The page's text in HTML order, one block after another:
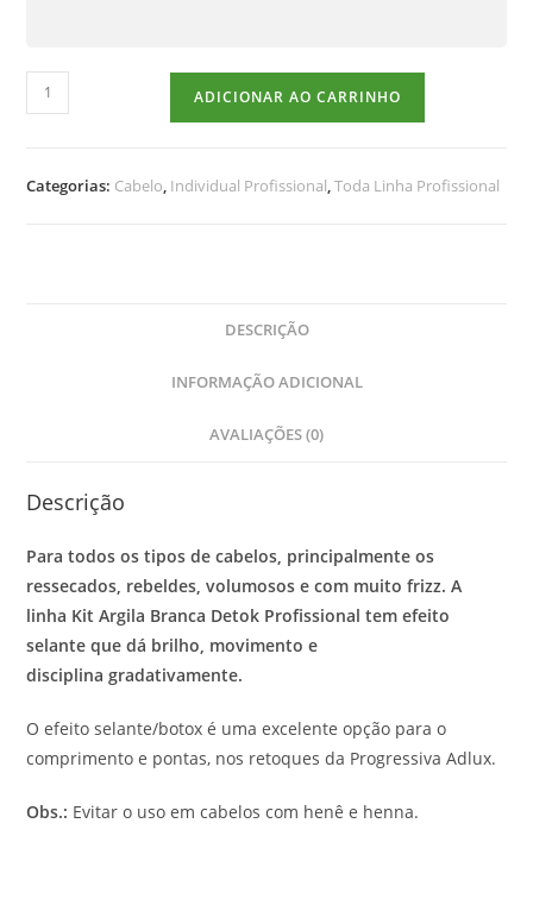
ADICIONAR AO CARRINHO
Categorias: Cabelo, Individual Profissional,Toda Linha Profissional
DESCRIÇÃO
INFORMAÇÃO ADICIONAL
AVALIAÇÕES (0)
Descrição
Para todos os tipos de cabelos, principalmente os
ressecados, rebeldes, volumosos e com muito frizz. A
linha Kit Argila Branca Detok Profissional tem efeito
selante que dá brilho, movimento e
disciplina gradativamente.
O efeito selante/botox é uma excelente opção para o
comprimento e pontas, nos retoques da Progressiva Adlux.
Obs.: Evitar o uso em cabelos com henê e henna.